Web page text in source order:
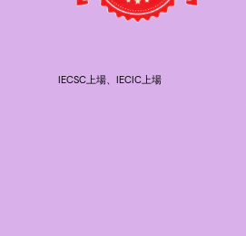
IECSC上場、IECIC上場